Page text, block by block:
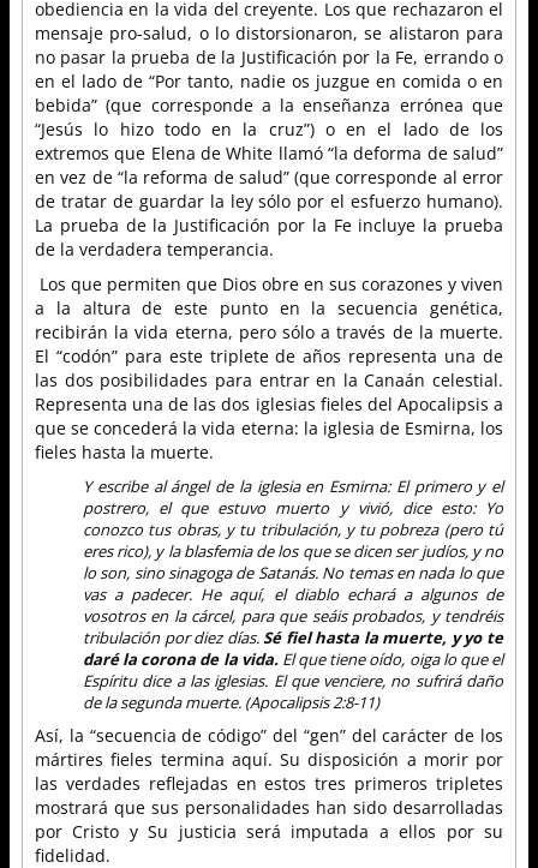
obediencia en la vida del creyente. Los que rechazaron el
mensaje pro-salud, o lo distorsionaron, se alistaron para
no pasar la prueba de la Justificación por la Fe, errando o
en el lado de “Por tanto, nadie os juzgue en comida o en
bebida” (que corresponde a la enseñanza errónea que
“Jesús lo hizo todo en la cruz”) o en el lado de los
extremos que Elena de White llamó “la deforma de salud”
en vez de “la reforma de salud” (que corresponde al error
de tratar de guardar la ley sólo por el esfuerzo humano).
La prueba de la Justificación por la Fe incluye la prueba
de la verdadera temperancia.
Los que permiten que Dios obre en sus corazones y viven
a la altura de este punto en la secuencia genética,
recibirán la vida eterna, pero sólo a través de la muerte.
El “codón” para este triplete de años representa una de
las dos posibilidades para entrar en la Canaán celestial.
Representa una de las dos iglesias fieles del Apocalipsis a
que se concederá la vida eterna: la iglesia de Esmirna, los
fieles hasta la muerte.
Y escribe al ángel de la iglesia en Esmirna: El primero y el
postrero, el que estuvo muerto y vivió, dice esto: Yo
conozco tus obras, y tu tribulación, y tu pobreza (pero tú
eres rico), y la blasfemia de los que se dicen ser judíos, y no
lo son, sino sinagoga de Satanás. No temas en nada lo que
vas a padecer. He aquí, el diablo echará a algunos de
vosotros en la cárcel, para que seáis probados, y tendréis
tribulación por diez días.Sé fiel hasta la muerte, y yo te
daré la corona de la vida.El que tiene oído, oiga lo que el
Espíritu dice a las iglesias. El que venciere, no sufrirá daño
de la segunda muerte. (Apocalipsis 2:8-11)
Así, la “secuencia de código” del “gen” del carácter de los
mártires fieles termina aquí. Su disposición a morir por
las verdades reflejadas en estos tres primeros tripletes
mostrará que sus personalidades han sido desarrolladas
por Cristo y Su justicia será imputada a ellos por su
fidelidad.